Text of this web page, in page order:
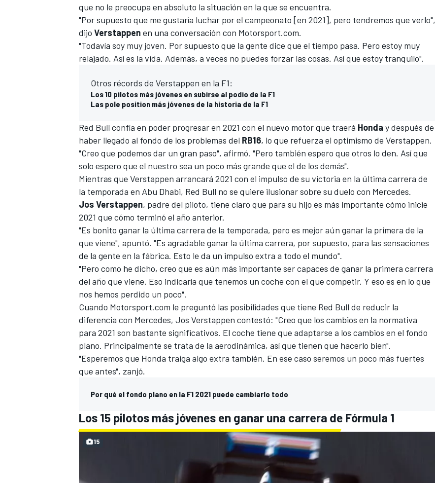
MÁS CATEGORÍAS
que no le preocupa en absoluto la situación en la que se encuentra.
"Por supuesto que me gustaría luchar por el campeonato [en 2021], pero tendremos que verlo",
dijo Verstappen en una conversación con Motorsport.com.
"Todavía soy muy joven. Por supuesto que la gente dice que el tiempo pasa. Pero estoy muy
relajado. Así es la vida. Además, a veces no puedes forzar las cosas. Así que estoy tranquilo".
Otros récords de Verstappen en la F1:
Los 10 pilotos más jóvenes en subirse al podio de la F1
Las pole position más jóvenes de la historia de la F1
Red Bull confía en poder progresar en 2021 con el nuevo motor que traerá Honda y después de
haber llegado al fondo de los problemas del RB16, lo que refuerza el optimismo de Verstappen.
"Creo que podemos dar un gran paso", afirmó. "Pero también espero que otros lo den. Así que
solo espero que el nuestro sea un poco más grande que el de los demás".
Mientras que Verstappen arrancará 2021 con el impulso de su victoria en la última carrera de
la temporada en Abu Dhabi, Red Bull no se quiere ilusionar sobre su duelo con Mercedes.
Jos Verstappen, padre del piloto, tiene claro que para su hijo es más importante cómo inicie
2021 que cómo terminó el año anterior.
"Es bonito ganar la última carrera de la temporada, pero es mejor aún ganar la primera de la
que viene", apuntó. "Es agradable ganar la última carrera, por supuesto, para las sensaciones
de la gente en la fábrica. Esto le da un impulso extra a todo el mundo".
"Pero como he dicho, creo que es aún más importante ser capaces de ganar la primera carrera
del año que viene. Eso indicaría que tenemos un coche con el que competir. Y eso es en lo que
nos hemos perdido un poco".
Cuando Motorsport.com le preguntó las posibilidades que tiene Red Bull de reducir la
diferencia con Mercedes, Jos Verstappen contestó: "Creo que los cambios en la normativa
para 2021 son bastante significativos. El coche tiene que adaptarse a los cambios en el fondo
plano. Principalmente se trata de la aerodinámica, así que tienen que hacerlo bien".
"Esperemos que Honda traiga algo extra también. En ese caso seremos un poco más fuertes
que antes", zanjó.
Por qué el fondo plano en la F1 2021 puede cambiarlo todo
Los 15 pilotos más jóvenes en ganar una carrera de Fórmula 1
15